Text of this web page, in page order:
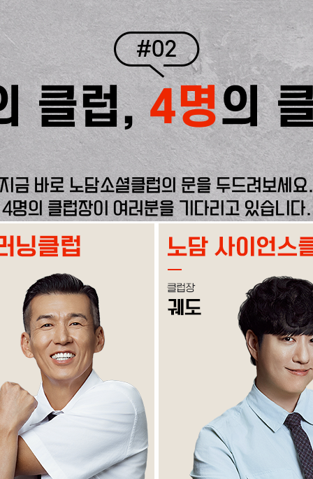
#02
클럽,4명의
지금 바로 노담소셜클럽의 문을 두드려보세요.
4명의 클럽장이 여러분을 기다리고 있습니다.